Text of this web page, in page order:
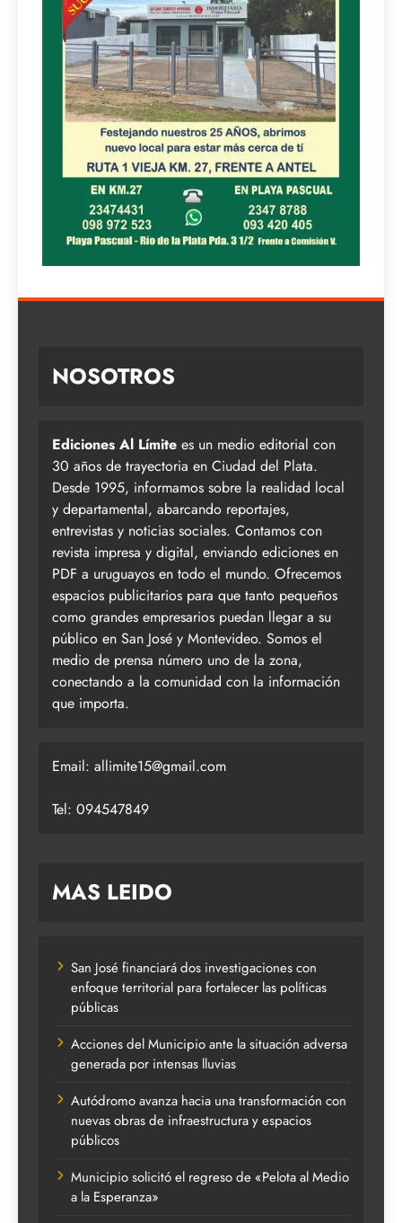
NOSOTROS
Ediciones Al Límite es un medio editorial con
30 años de trayectoria en Ciudad del Plata.
Desde 1995, informamos sobre la realidad local
y departamental, abarcando reportajes,
entrevistas y noticias sociales. Contamos con
revista impresa y digital, enviando ediciones en
PDF a uruguayos en todo el mundo. Ofrecemos
espacios publicitarios para que tanto pequeños
como grandes empresarios puedan llegar a su
público en San José y Montevideo. Somos el
medio de prensa número uno de la zona,
conectando a la comunidad con la información
que importa.
Email: allimite15@gmail.com
Tel: 094547849
MAS LEIDO
San José financiará dos investigaciones con
enfoque territorial para fortalecer las políticas
públicas
Acciones del Municipio ante la situación adversa
generada por intensas lluvias
Autódromo avanza hacia una transformación con
nuevas obras de infraestructura y espacios
públicos
Municipio solicitó el regreso de «Pelota al Medio
a la Esperanza»